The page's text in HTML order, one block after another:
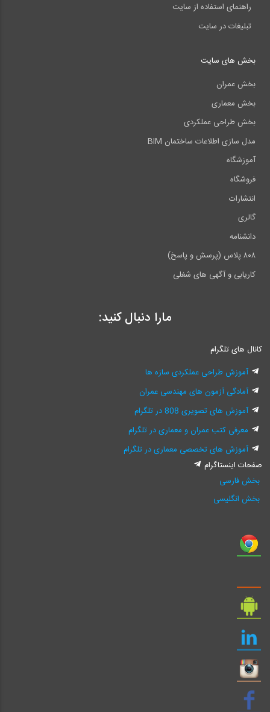
راهنمای استفاده از سایت
تبلیغات در سایت
بخش های سایت
بخش عمران
بخش معماری
بخش طراحی عملکردی
مدل سازی اطلاعات ساختمان BIM
آموزشگاه
فروشگاه
انتشارات
گالری
دانشنامه
۸۰۸ پلاس (پرسش و پاسخ)
کاریابی و آگهی های شغلی
مارا دنبال کنید:
کانال های تلگرام
آموزش طراحی عملکردی سازه ها
آمادگی آزمون های مهندسی عمران
آموزش های تصویری 808 در تلگرام
معرفی کتب عمران و معماری در تلگرام
آموزش های تخصصی معماری در تلگرام
صفحات اینستاگرام
بخش فارسی
بخش انگلیسی